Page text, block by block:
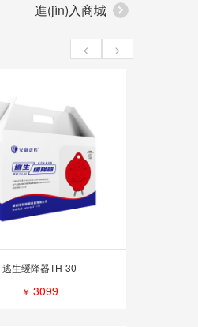
進(jìn)入商城
< >
逃生缓降器TH-30
￥ 3099